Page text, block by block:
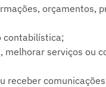
orçamentos,
contabilística;
serviços ou
receber